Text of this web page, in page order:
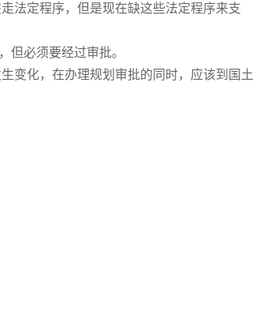
法定程序，但是现在缺这些法定程序来支
但必须要经过审批。
变化，在办理规划审批的同时，应该到国土